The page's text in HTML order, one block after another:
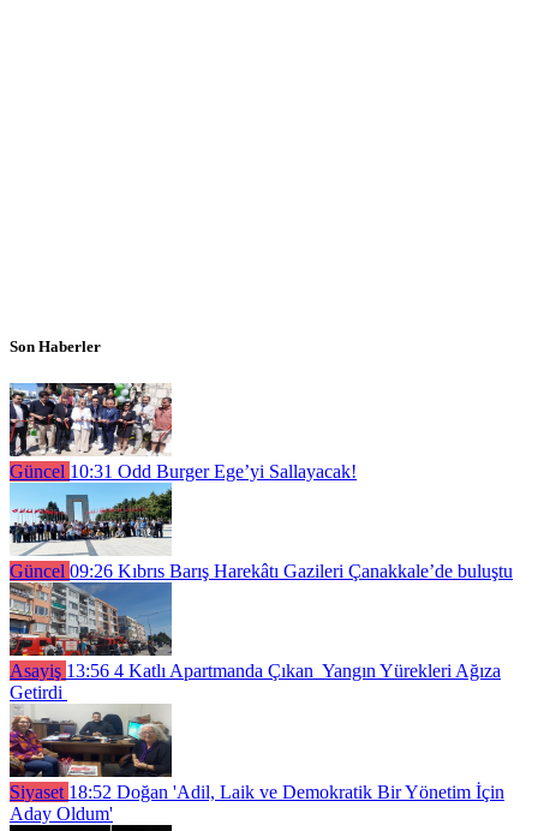
Son Haberler
Güncel 10:31 Odd Burger Ege’yi Sallayacak!
Güncel 09:26 Kıbrıs Barış Harekâtı Gazileri Çanakkale’de buluştu
Asayiş 13:56 4 Katlı Apartmanda Çıkan Yangın Yürekleri Ağıza
Getirdi
Siyaset 18:52 Doğan 'Adil, Laik ve Demokratik Bir Yönetim İçin
Aday Oldum'